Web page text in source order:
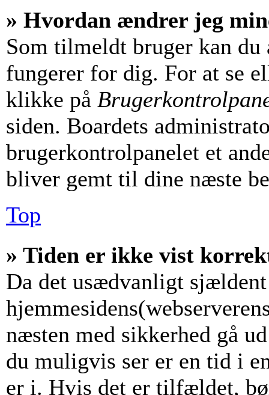
» Hvordan ændrer jeg
Som tilmeldt bruger kan
fungerer for dig. For at se
klikke på
siden. Boardets
brugerkontrolpanelet et
bliver gemt til dine næste
Top
» Tiden er ikke vist
Da det usædvanligt
næsten med sikkerhed gå
du muligvis ser er en tid i
er i. Hvis det er tilfældet,